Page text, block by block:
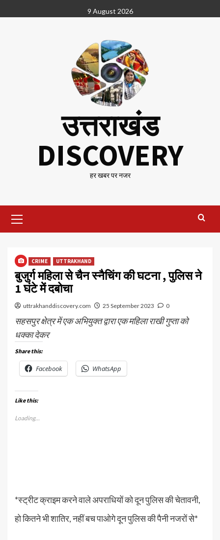
to
9 August 2026
उत्तराखंड
DISCOVERY
हर खबर पर नजर
Menu
CRIME UTTRAKHAND
बुजुर्ग महिला से चैन स्नैचिंग की घटना , पुलिस ने
1 घंटे में दबोचा
uttrakhanddiscovery.com 25 September 2023 0
सहसपुर क्षेत्र में एक अभियुक्त द्वारा एक महिला राखी गुप्ता को
धक्का देकर
Share this:
Facebook WhatsApp
Like this:
Loading...
*स्ट्रीट क्राइम करने वाले अपराधियों को दून पुलिस की चेतावनी,
हो कितने भी शातिर, नहीं बच पाओगे दून पुलिस की पैनी नजरों से*